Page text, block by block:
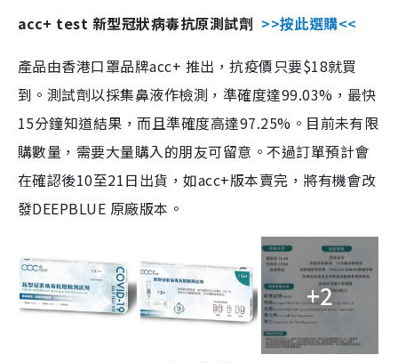
acc+ test 新型冠狀病毒抗原測試劑 >>按此選購<<
產品由香港口罩品牌acc+ 推出，抗疫價只要$18就買
到。測試劑以採集鼻液作檢測，準確度達99.03%，最快
15分鐘知道結果，而且準確度高達97.25%。目前未有限
購數量，需要大量購入的朋友可留意。不過訂單預計會
在確認後10至21日出貨，如acc+版本賣完，將有機會改
發DEEPBLUE 原廠版本。
+2